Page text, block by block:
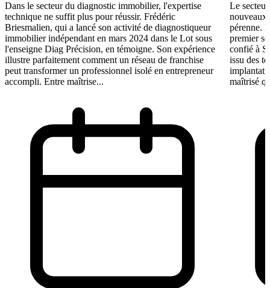
Dans le secteur du diagnostic immobilier, l'expertise
technique ne suffit plus pour réussir. Frédéric
Briesmalien, qui a lancé son activité de diagnostiqueur
immobilier indépendant en mars 2024 dans le Lot sous
l'enseigne Diag Précision, en témoigne. Son expérience
illustre parfaitement comment un réseau de franchise
peut transformer un professionnel isolé en entrepreneur
accompli. Entre maîtrise...
Le
nouveaux
pérenne.
premier
confié à
issu des
maîtrisé